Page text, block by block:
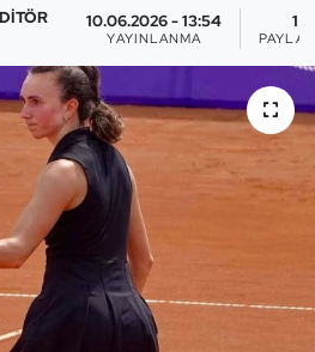
10.06.2026 - 13:54
YAYINLANMA
1